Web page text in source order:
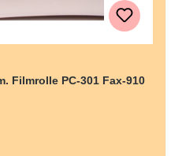
Filmrolle PC-301 Fax-910